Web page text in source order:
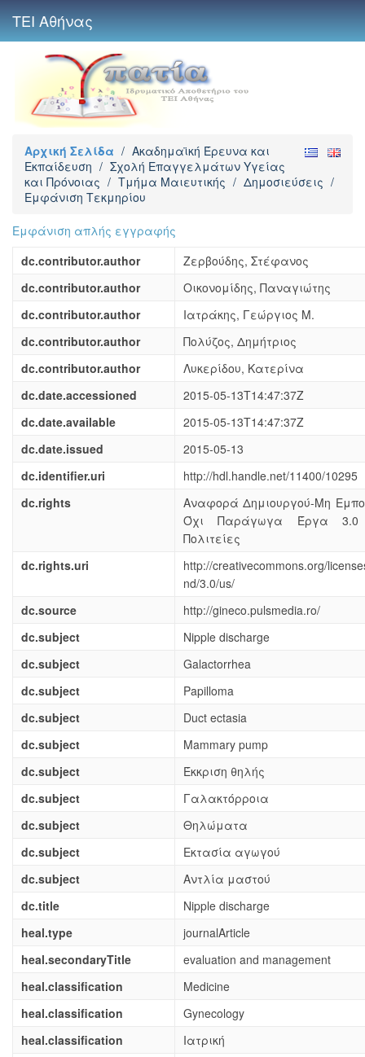
ΤΕΙ Αθήνας
Αρχική Σελίδα / Ακαδημαϊκή Έρευνα και
Εκπαίδευση / Σχολή Επαγγελμάτων Υγείας
και Πρόνοιας / Τμήμα Μαιευτικής / Δημοσιεύσεις /
Εμφάνιση Τεκμηρίου
Εμφάνιση απλής εγγραφής
dc.contributor.author
Ζερβούδης, Στέφανος
dc.contributor.author
Οικονομίδης, Παναγιώτης
dc.contributor.author
Ιατράκης, Γεώργιος Μ.
dc.contributor.author
Πολύζος, Δημήτριος
dc.contributor.author
Λυκερίδου, Κατερίνα
dc.date.accessioned
2015-05-13T14:47:37Z
dc.date.available
2015-05-13T14:47:37Z
dc.date.issued
2015-05-13
dc.identifier.uri
http://hdl.handle.net/11400/10295
dc.rights
Αναφορά Δημιουργού-Μη
Όχι Παράγωγα Έργα 3.0
Πολιτείες
dc.rights.uri
http://creativecommons.org/
nd/3.0/us/
dc.source
http://gineco.pulsmedia.ro/
dc.subject
Nipple discharge
dc.subject
Galactorrhea
dc.subject
Papilloma
dc.subject
Duct ectasia
dc.subject
Mammary pump
dc.subject
Έκκριση θηλής
dc.subject
Γαλακτόρροια
dc.subject
Θηλώματα
dc.subject
Εκτασία αγωγού
dc.subject
Αντλία μαστού
dc.title
Nipple discharge
heal.type
journalArticle
heal.secondaryTitle
evaluation and management
heal.classification
Medicine
heal.classification
Gynecology
heal.classification
Ιατρική